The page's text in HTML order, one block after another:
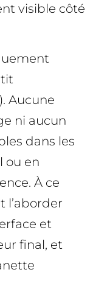
visible côté
Aucune
ni aucun
dans les
ou en
À ce
l’aborder
et
final, et